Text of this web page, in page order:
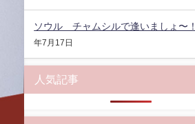
ソウル チャムシルで逢いましょ〜！
年7月17日
人気記事